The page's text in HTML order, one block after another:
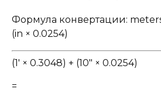
Формула конвертации:
(in × 0.0254)
(1' × 0.3048) + (10" × 0.0254)
=